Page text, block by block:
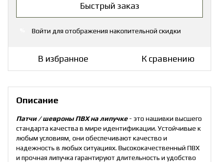
Быстрый заказ
Войти для отображения накопительной скидки
В избранное К сравнению
Описание
Патчи / шевроны ПВХ на липучке- это нашивки высшего
стандарта качества в мире идентификации. Устойчивые к
любым условиям, они обеспечивают качество и
надежность в любых ситуациях. Высококачественный ПВХ
и прочная липучка гарантируют длительность и удобство